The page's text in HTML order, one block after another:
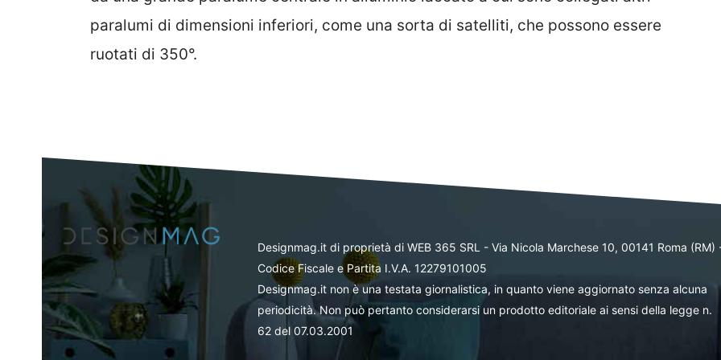
paralumi di dimensioni inferiori, come una sorta di satelliti, che possono essere
ruotati di 350°.
Designmag.it di proprietà di WEB 365 SRL - Via Nicola Marchese 10, 00141 Roma (RM)
Codice Fiscale e Partita I.V.A. 12279101005
Designmag.it non è una testata giornalistica, in quanto viene aggiornato senza alcuna
periodicità. Non può pertanto considerarsi un prodotto editoriale ai sensi della legge n.
62 del 07.03.2001